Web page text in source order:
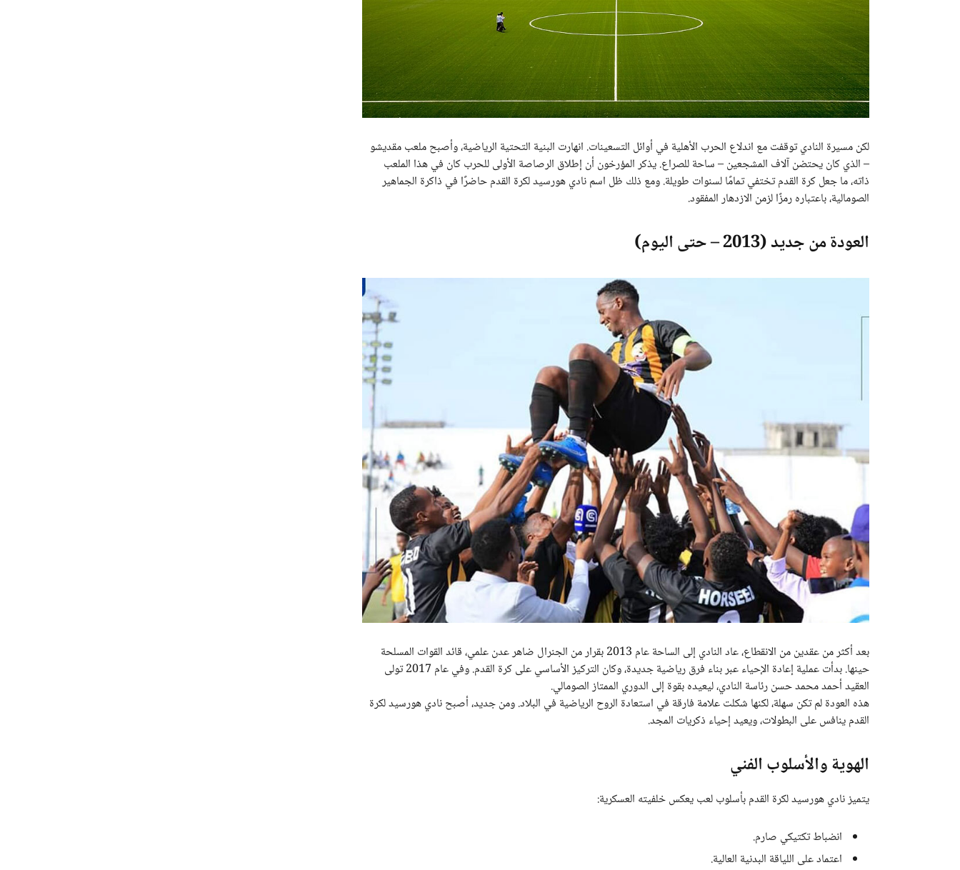
لكن مسيرة النادي توقفت مع اندلاع الحرب الأهلية في أوائل التسعينات. انهارت البنية التحتية الرياضية، وأصبح ملعب مقديشو
– الذي كان يحتضن آلاف المشجعين – ساحة للصراع. يذكر المؤرخون أن إطلاق الرصاصة الأولى للحرب كان في هذا الملعب
ذاته، ما جعل كرة القدم تختفي تمامًا لسنوات طويلة. ومع ذلك ظل اسم نادي هورسيد لكرة القدم حاضرًا في ذاكرة الجماهير
الصومالية، باعتباره رمزًا لزمن الازدهار المفقود.
العودة من جديد (2013 – حتى اليوم)
بعد أكثر من عقدين من الانقطاع، عاد النادي إلى الساحة عام 2013 بقرار من الجنرال ضاهر عدن علمي، قائد القوات المسلحة
حينها. بدأت عملية إعادة الإحياء عبر بناء فرق رياضية جديدة، وكان التركيز الأساسي على كرة القدم. وفي عام 2017 تولى
العقيد أحمد محمد حسن رئاسة النادي، ليعيده بقوة إلى الدوري الممتاز الصومالي.
هذه العودة لم تكن سهلة، لكنها شكلت علامة فارقة في استعادة الروح الرياضية في البلاد. ومن جديد، أصبح نادي هورسيد لكرة
القدم ينافس على البطولات، ويعيد إحياء ذكريات المجد.
الهوية والأسلوب الفني
يتميز نادي هورسيد لكرة القدم بأسلوب لعب يعكس خلفيته العسكرية:
انضباط تكتيكي صارم.
اعتماد على اللياقة البدنية العالية.